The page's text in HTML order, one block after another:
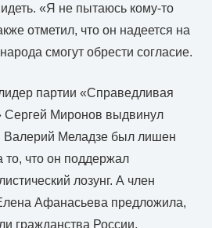
«Я не пытаюсь кому-то
отметил, что он надеется на
смогут обрести согласие.
партии «Справедливая
Сергей Миронов выдвинул
Валерий Меладзе был лишен
то, что он поддержал
лозунг. А член
Афанасьева предложила,
гражданства России.